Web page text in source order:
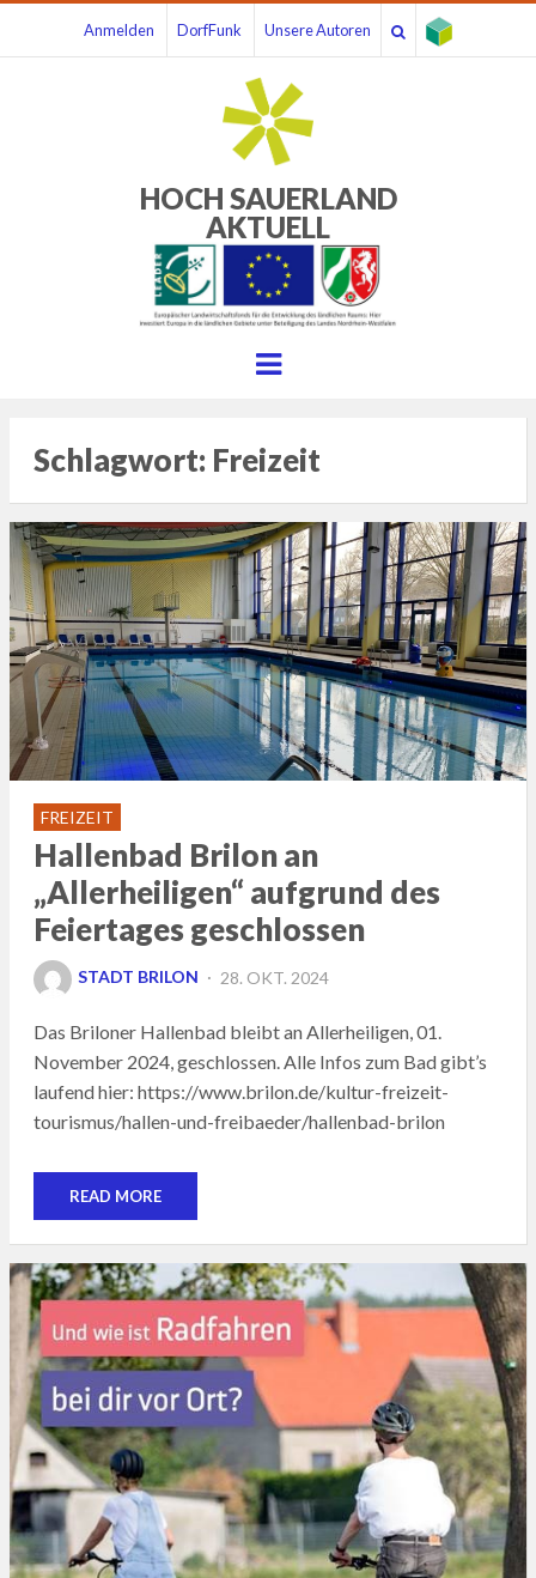
Anmelden DorfFunk Unsere Autoren
HOCH SAUERLAND
AKTUELL
Menu
Schlagwort: Freizeit
FREIZEIT
Hallenbad Brilon an
„Allerheiligen“ aufgrund des
Feiertages geschlossen
STADT BRILON
POSTED
28. OKT. 2024
Das Briloner Hallenbad bleibt an Allerheiligen, 01.
November 2024, geschlossen. Alle Infos zum Bad gibt’s
laufend hier: https://www.brilon.de/kultur-freizeit-
tourismus/hallen-und-freibaeder/hallenbad-brilon
READ MORE